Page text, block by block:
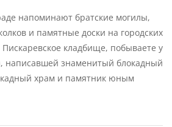
напоминают братские могилы,
и памятные доски на городских
кладбище, побываете у
написавшей знаменитый блокадный
храм и памятник юным